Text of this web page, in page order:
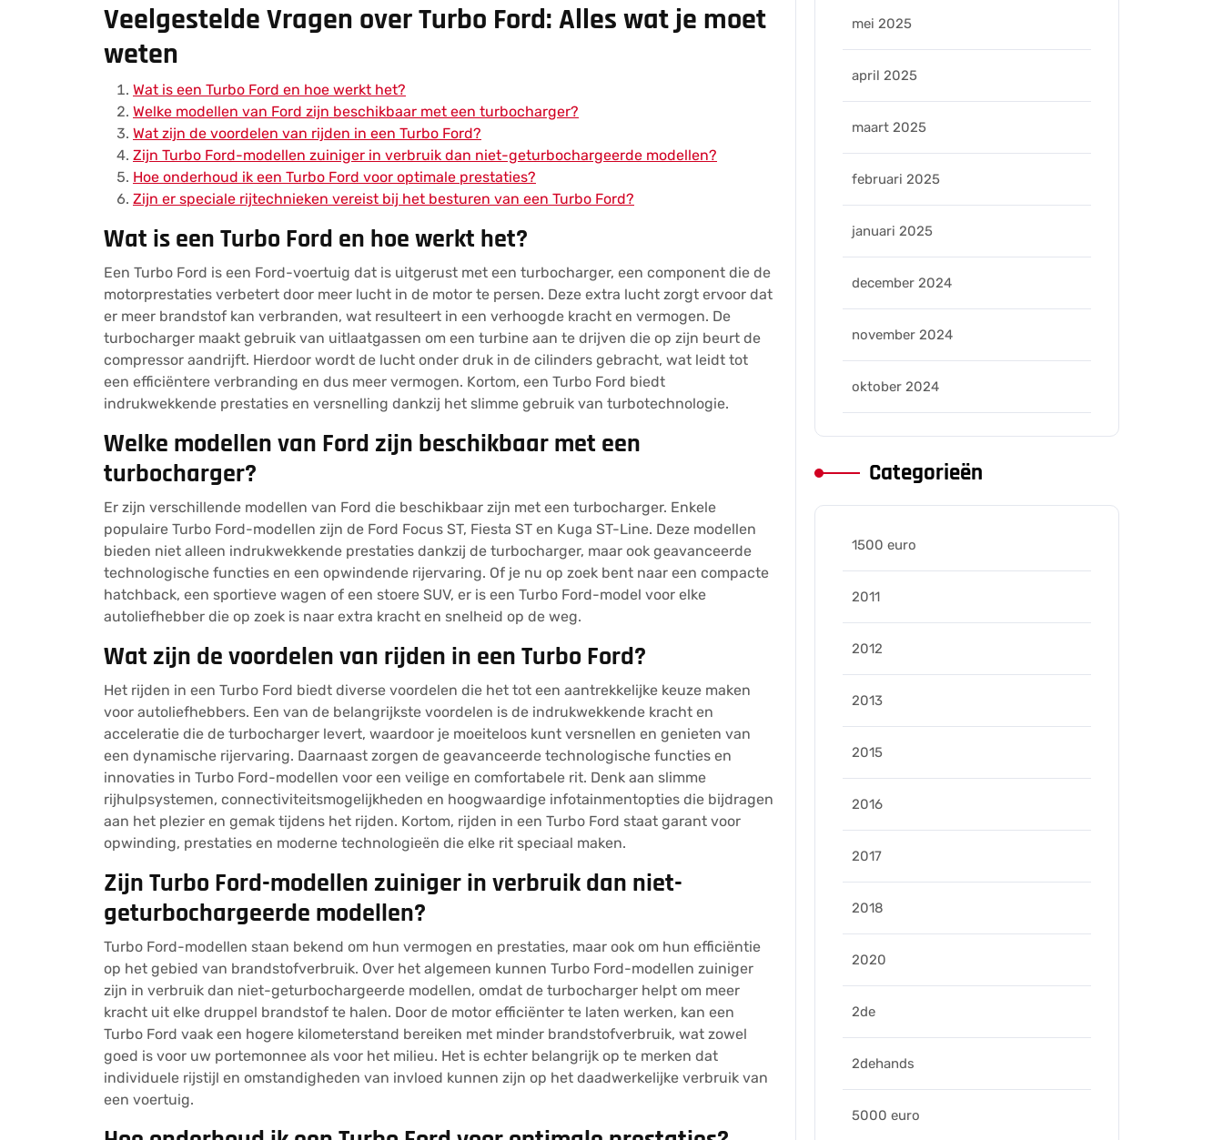
Veelgestelde Vragen over Turbo Ford: Alles wat je moet
weten
Wat is een Turbo Ford en hoe werkt het?
Welke modellen van Ford zijn beschikbaar met een turbocharger?
Wat zijn de voordelen van rijden in een Turbo Ford?
Zijn Turbo Ford-modellen zuiniger in verbruik dan niet-geturbochargeerde modellen?
Hoe onderhoud ik een Turbo Ford voor optimale prestaties?
Zijn er speciale rijtechnieken vereist bij het besturen van een Turbo Ford?
Wat is een Turbo Ford en hoe werkt het?
Een Turbo Ford is een Ford-voertuig dat is uitgerust met een turbocharger, een component die de
motorprestaties verbetert door meer lucht in de motor te persen. Deze extra lucht zorgt ervoor dat
er meer brandstof kan verbranden, wat resulteert in een verhoogde kracht en vermogen. De
turbocharger maakt gebruik van uitlaatgassen om een turbine aan te drijven die op zijn beurt de
compressor aandrijft. Hierdoor wordt de lucht onder druk in de cilinders gebracht, wat leidt tot
een efficiëntere verbranding en dus meer vermogen. Kortom, een Turbo Ford biedt
indrukwekkende prestaties en versnelling dankzij het slimme gebruik van turbotechnologie.
Welke modellen van Ford zijn beschikbaar met een
turbocharger?
Er zijn verschillende modellen van Ford die beschikbaar zijn met een turbocharger. Enkele
populaire Turbo Ford-modellen zijn de Ford Focus ST, Fiesta ST en Kuga ST-Line. Deze modellen
bieden niet alleen indrukwekkende prestaties dankzij de turbocharger, maar ook geavanceerde
technologische functies en een opwindende rijervaring. Of je nu op zoek bent naar een compacte
hatchback, een sportieve wagen of een stoere SUV, er is een Turbo Ford-model voor elke
autoliefhebber die op zoek is naar extra kracht en snelheid op de weg.
Wat zijn de voordelen van rijden in een Turbo Ford?
Het rijden in een Turbo Ford biedt diverse voordelen die het tot een aantrekkelijke keuze maken
voor autoliefhebbers. Een van de belangrijkste voordelen is de indrukwekkende kracht en
acceleratie die de turbocharger levert, waardoor je moeiteloos kunt versnellen en genieten van
een dynamische rijervaring. Daarnaast zorgen de geavanceerde technologische functies en
innovaties in Turbo Ford-modellen voor een veilige en comfortabele rit. Denk aan slimme
rijhulpsystemen, connectiviteitsmogelijkheden en hoogwaardige infotainmentopties die bijdragen
aan het plezier en gemak tijdens het rijden. Kortom, rijden in een Turbo Ford staat garant voor
opwinding, prestaties en moderne technologieën die elke rit speciaal maken.
Zijn Turbo Ford-modellen zuiniger in verbruik dan niet-
geturbochargeerde modellen?
Turbo Ford-modellen staan bekend om hun vermogen en prestaties, maar ook om hun efficiëntie
op het gebied van brandstofverbruik. Over het algemeen kunnen Turbo Ford-modellen zuiniger
zijn in verbruik dan niet-geturbochargeerde modellen, omdat de turbocharger helpt om meer
kracht uit elke druppel brandstof te halen. Door de motor efficiënter te laten werken, kan een
Turbo Ford vaak een hogere kilometerstand bereiken met minder brandstofverbruik, wat zowel
goed is voor uw portemonnee als voor het milieu. Het is echter belangrijk op te merken dat
individuele rijstijl en omstandigheden van invloed kunnen zijn op het daadwerkelijke verbruik van
een voertuig.
mei 2025
april 2025
maart 2025
februari 2025
januari 2025
december 2024
november 2024
oktober 2024
Categorieën
1500 euro
2011
2012
2013
2015
2016
2017
2018
2020
2de
2dehands
5000 euro